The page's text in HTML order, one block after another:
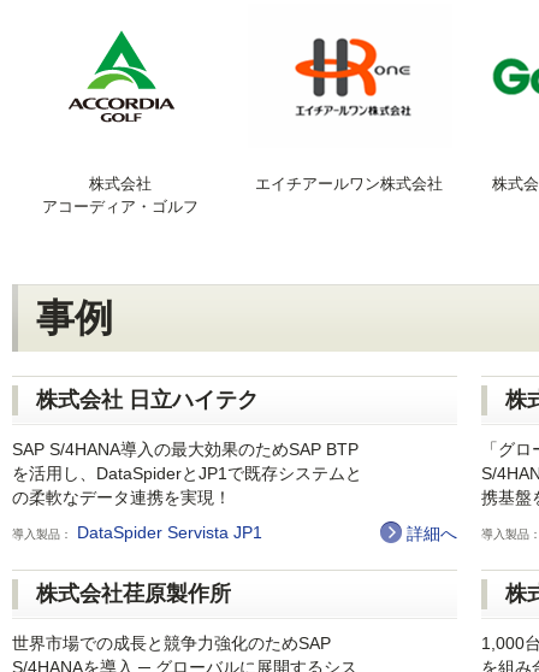
株式会社
アコーディア・ゴルフ
エイチアールワン株式会社 株式
事例
株式会社 日立ハイテク
SAP S/4HANA導入の最大効果のためSAP BTP
を活用し、DataSpiderとJP1で既存システムと
の柔軟なデータ連携を実現！
導入製品： DataSpider Servista JP1 詳細へ
株
「グ
S/
携基盤
導入製品
株式会社荏原製作所
世界市場での成長と競争力強化のためSAP
S/4HANAを導入 ─ グローバルに展開するシス
株
1,000
を組み